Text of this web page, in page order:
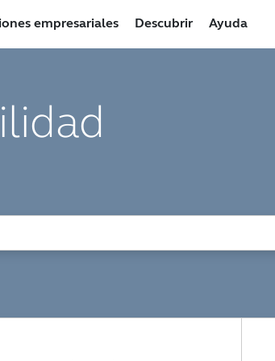
empresariales Descubrir Ayuda